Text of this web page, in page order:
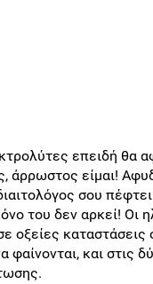
επειδή θα
άρρωστος είμαι!
σου
του δεν αρκεί!
οξείες
φαίνονται, και στις